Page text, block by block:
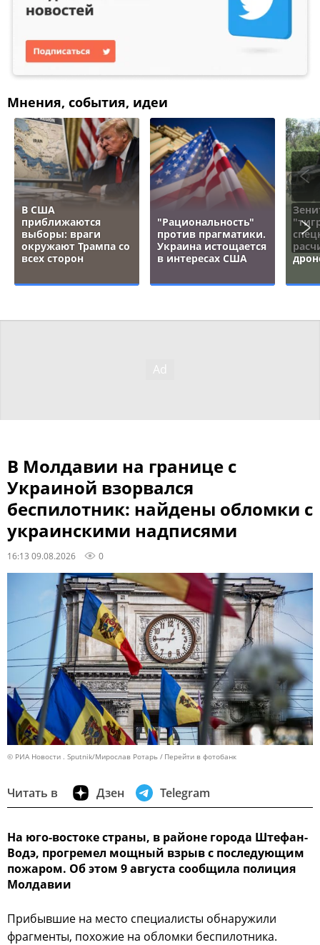
Мнения, события, идеи
В США
приближаются
выборы: враги
окружают Трампа со
всех сторон
"Рациональность"
против прагматики.
Украина истощается
в интересах США
В Молдавии на границе с
Украиной взорвался
беспилотник: найдены обломки с
украинскими надписями
16:13 09.08.2026 0
© РИА Новости . Sputnik/Мирослав Ротарь Перейти в фотобанк
Читать в Дзен Telegram
На юго-востоке страны, в районе города Штефан-
Водэ, прогремел мощный взрыв с последующим
пожаром. Об этом 9 августа сообщила полиция
Молдавии
Прибывшие на место специалисты обнаружили
фрагменты, похожие на обломки беспилотника.